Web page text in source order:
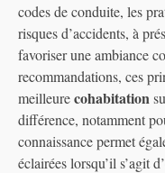
codes de conduite, les
risques d’accidents, à
favoriser une ambiance
recommandations, ces
meilleurecohabitation
différence, notamment
connaissance permet
éclairées lorsqu’il s’agit